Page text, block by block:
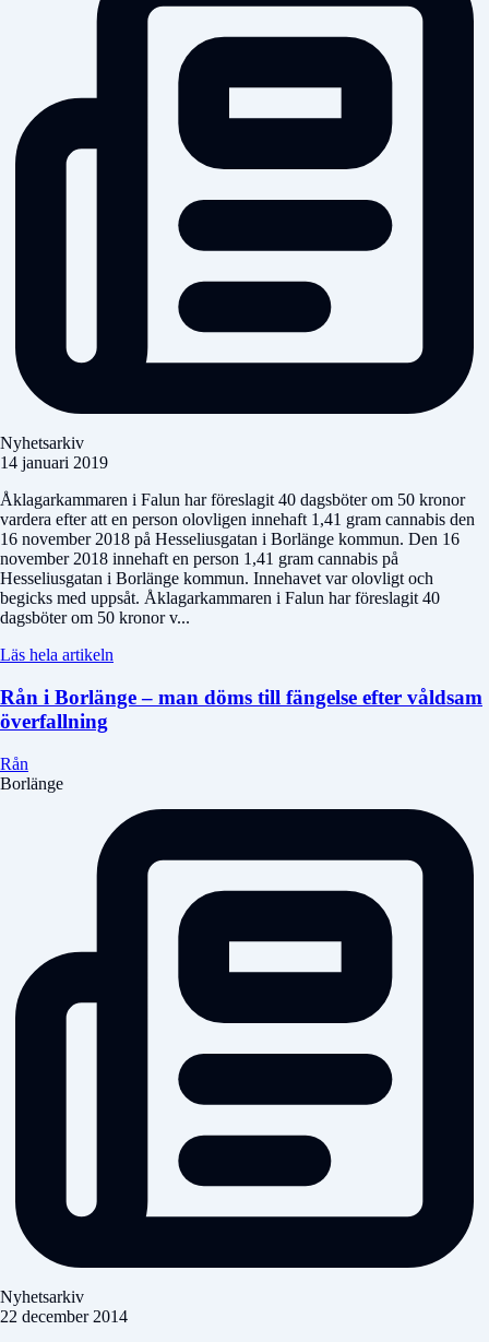
Nyhetsarkiv
14 januari 2019
Åklagarkammaren i Falun har föreslagit 40 dagsböter om 50 kronor
vardera efter att en person olovligen innehaft 1,41 gram cannabis den
16 november 2018 på Hesseliusgatan i Borlänge kommun. Den 16
november 2018 innehaft en person 1,41 gram cannabis på
Hesseliusgatan i Borlänge kommun. Innehavet var olovligt och
begicks med uppsåt. Åklagarkammaren i Falun har föreslagit 40
dagsböter om 50 kronor v...
Läs hela artikeln
Rån i Borlänge – man döms till fängelse efter våldsam
överfallning
Rån
Borlänge
Nyhetsarkiv
22 december 2014